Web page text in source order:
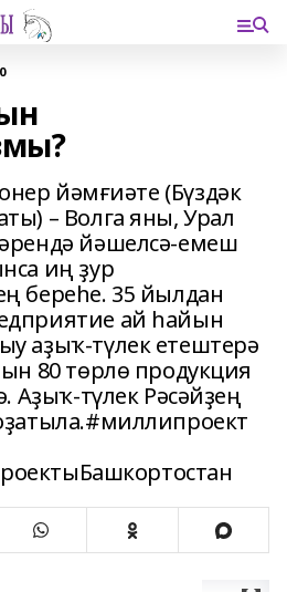
йәмғиәте (Бүздәк
– Волга яны, Урал
йәшелсә-емеш
иң ҙур
береһе. 35 йылдан
ай һайын
аҙыҡ-түлек етештерә
80 төрлө продукция
Аҙыҡ-түлек Рәсәйҙең